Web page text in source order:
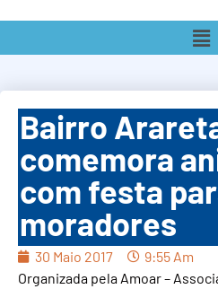
Bairro
comemora
com festa
moradores
30 Maio 2017
9:55 Am
Organizada pela Amoar –